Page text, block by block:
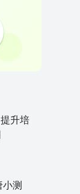
升培
小测